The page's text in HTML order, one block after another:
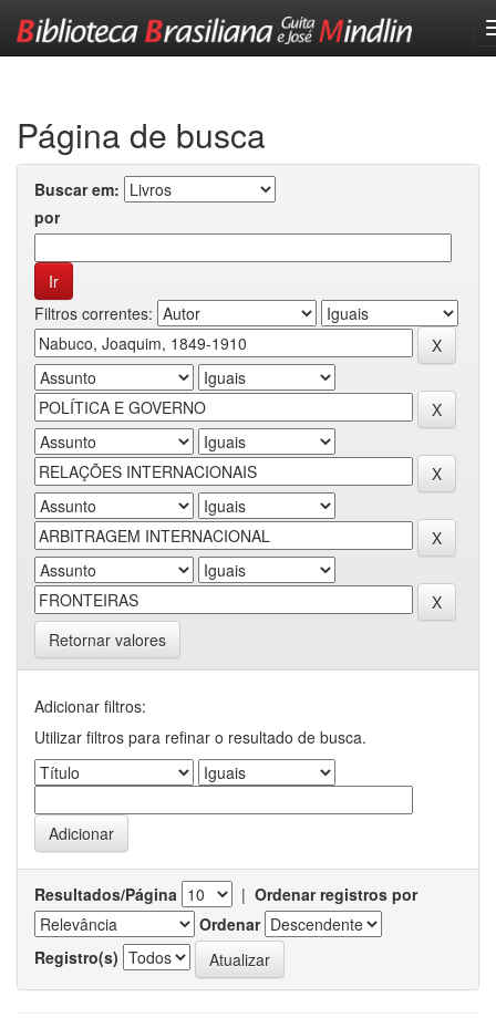
Página de busca
Buscar em:
por
Filtros correntes:
Retornar valores
Adicionar filtros:
Utilizar filtros para refinar o resultado de busca.
Resultados/Página | Ordenar registros por
Ordenar
Registro(s)